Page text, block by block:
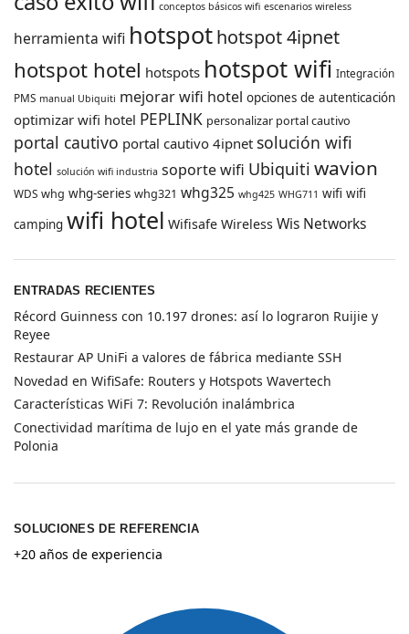
conceptos básicos wifi escenarios wireless
herramienta wifi hotspothotspot 4ipnet
hotspot hotel hotspots hotspot wifi Integración
PMS manual Ubiquiti mejorar wifi hotel opciones de autenticación
optimizar wifi hotel PEPLINK personalizar portal cautivo
portal cautivo portal cautivo 4ipnet solución wifi
hotel solución wifi industria soporte wifi Ubiquiti wavion
WDS whg whg-series whg321 whg325 whg425 WHG711 wifi wifi
camping wifi hotel Wifisafe Wireless Wis Networks
ENTRADAS RECIENTES
Récord Guinness con 10.197 drones: así lo lograron Ruijie y
Reyee
Restaurar AP UniFi a valores de fábrica mediante SSH
Novedad en WifiSafe: Routers y Hotspots Wavertech
Características WiFi 7: Revolución inalámbrica
Conectividad marítima de lujo en el yate más grande de
Polonia
SOLUCIONES DE REFERENCIA
+20 años de experiencia